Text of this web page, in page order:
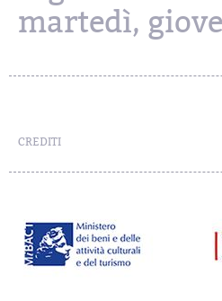
martedì,
CREDITI